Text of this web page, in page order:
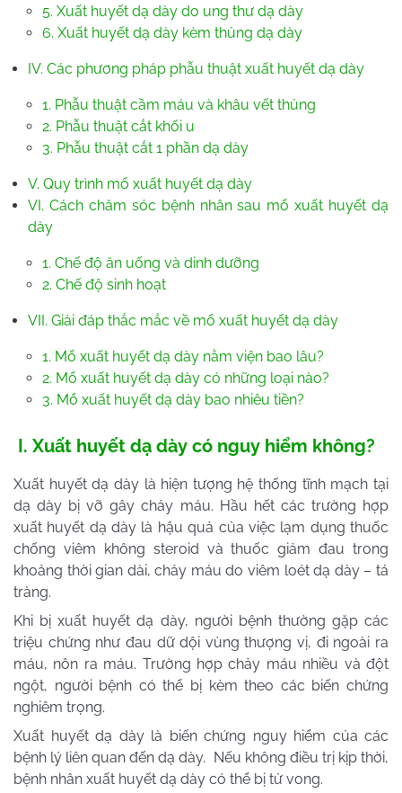
5. Xuất huyết dạ dày do ung thư dạ dày
6. Xuất huyết dạ dày kèm thủng dạ dày
IV. Các phương pháp phẫu thuật xuất huyết dạ dày
1. Phẫu thuật cầm máu và khâu vết thủng
2. Phẫu thuật cắt khối u
3. Phẫu thuật cắt 1 phần dạ dày
V. Quy trình mổ xuất huyết dạ dày
VI. Cách chăm sóc bệnh nhân sau mổ xuất huyết dạ
dày
1. Chế độ ăn uống và dinh dưỡng
2. Chế độ sinh hoạt
VII. Giải đáp thắc mắc về mổ xuất huyết dạ dày
1. Mổ xuất huyết dạ dày nằm viện bao lâu?
2. Mổ xuất huyết dạ dày có những loại nào?
3. Mổ xuất huyết dạ dày bao nhiêu tiền?
I. Xuất huyết dạ dày có nguy hiểm không?
Xuất huyết dạ dày là hiện tượng hệ thống tĩnh mạch tại
dạ dày bị vỡ gây chảy máu. Hầu hết các trường hợp
xuất huyết dạ dày là hậu quả của việc lạm dụng thuốc
chống viêm không steroid và thuốc giảm đau trong
khoảng thời gian dài, chảy máu do viêm loét dạ dày – tá
tràng.
Khi bị xuất huyết dạ dày, người bệnh thường gặp các
triệu chứng như đau dữ dội vùng thượng vị, đi ngoài ra
máu, nôn ra máu. Trường hợp chảy máu nhiều và đột
ngột, người bệnh có thể bị kèm theo các biến chứng
nghiêm trọng.
Xuất huyết dạ dày là biến chứng nguy hiểm của các
bệnh lý liên quan đến dạ dày. Nếu không điều trị kịp thời,
bệnh nhân xuất huyết dạ dày có thể bị tử vong.